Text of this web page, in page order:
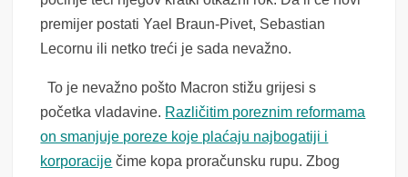
premijer postati Yael Braun-Pivet, Sebastian
Lecornu ili netko treći je sada nevažno.
To je nevažno pošto Macron stižu grijesi s
početka vladavine. Različitim poreznim reformama
on smanjuje poreze koje plaćaju najbogatiji i
korporacije čime kopa proračunsku rupu. Zbog